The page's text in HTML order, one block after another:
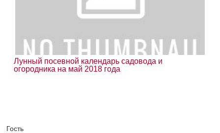
Лунный посевной календарь садовода и
огородника на май 2018 года
Гость